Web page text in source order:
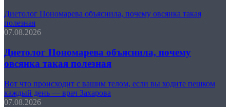
Диетолог Пономарева объяснила, почему овсянка такая
полезная
07.08.2026
Диетолог Пономарева объяснила, почему
овсянка такая полезная
Вот что происходит с вашим телом, если вы ходите пешком
каждый день — врач Захарова
07.08.2026